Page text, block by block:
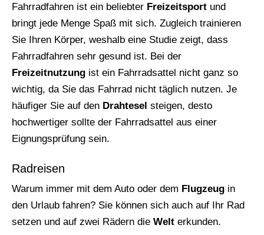
Fahrradfahren ist ein beliebter Freizeitsport und
bringt jede Menge Spaß mit sich. Zugleich trainieren
Sie Ihren Körper, weshalb eine Studie zeigt, dass
Fahrradfahren sehr gesund ist. Bei der
Freizeitnutzung ist ein Fahrradsattel nicht ganz so
wichtig, da Sie das Fahrrad nicht täglich nutzen. Je
häufiger Sie auf den Drahtesel steigen, desto
hochwertiger sollte der Fahrradsattel aus einer
Eignungsprüfung sein.
Radreisen
Warum immer mit dem Auto oder dem Flugzeug in
den Urlaub fahren? Sie können sich auch auf Ihr Rad
setzen und auf zwei Rädern die Welt erkunden.